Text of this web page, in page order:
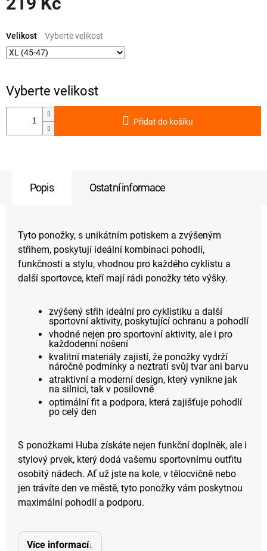
cena:
Velikost
Přidat do košíku
Popis Ostatní informace
Tyto ponožky, s unikátním potiskem a zvýšeným
střihem, poskytují ideální kombinaci pohodlí,
funkčnosti a stylu, vhodnou pro každého cyklistu a
další sportovce, kteří mají rádi ponožky této výšky.
zvýšený střih ideální pro cyklistiku a další
sportovní aktivity, poskytující ochranu a pohodlí
vhodné nejen pro sportovní aktivity, ale i pro
každodenní nošení
kvalitní materiály zajistí, že ponožky vydrží
náročné podmínky a neztratí svůj tvar ani barvu
atraktivní a moderní design, který vynikne jak
na silnici, tak v posilovně
optimální fit a podpora, která zajišťuje pohodlí
po celý den
S ponožkami Huba získáte nejen funkční doplněk, ale i
stylový prvek, který dodá vašemu sportovnímu outfitu
osobitý nádech. Ať už jste na kole, v tělocvičně nebo
jen trávíte den ve městě, tyto ponožky vám poskytnou
maximální pohodlí a podporu.
Více informací